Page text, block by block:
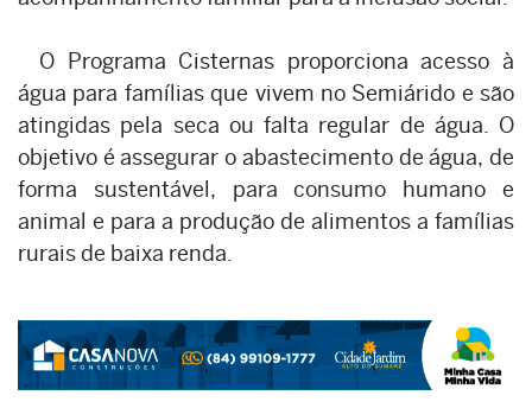
O Programa Cisternas proporciona acesso à
água para famílias que vivem no Semiárido e são
atingidas pela seca ou falta regular de água. O
objetivo é assegurar o abastecimento de água, de
forma sustentável, para consumo humano e
animal e para a produção de alimentos a famílias
rurais de baixa renda.